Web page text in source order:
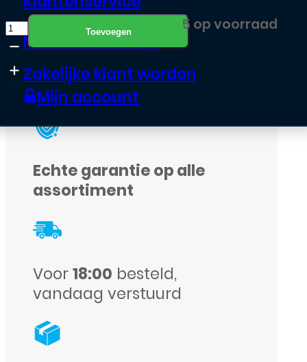
Neem contact op
Zakelijke klant worden
Mijn account
Dinsdag in huis
Camera
Lens
Protector
aantal
Toevoegen 5 op voorraad
Echte garantie op alle
assortiment
Voor18:00 besteld,
vandaag verstuurd